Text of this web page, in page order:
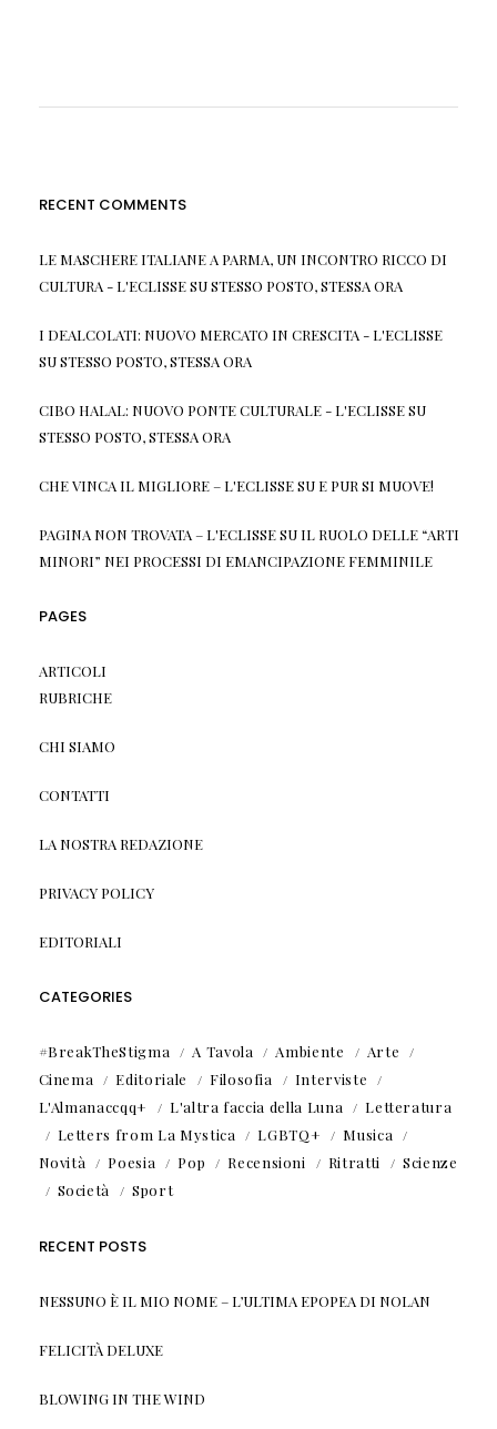
RECENT COMMENTS
LE MASCHERE ITALIANE A PARMA, UN INCONTRO RICCO DI
CULTURA - L'ECLISSESUSTESSO POSTO, STESSA ORA
I DEALCOLATI: NUOVO MERCATO IN CRESCITA - L'ECLISSE
SUSTESSO POSTO, STESSA ORA
CIBO HALAL: NUOVO PONTE CULTURALE - L'ECLISSESU
STESSO POSTO, STESSA ORA
CHE VINCA IL MIGLIORE – L'ECLISSESU E PUR SI MUOVE!
PAGINA NON TROVATA – L'ECLISSESU IL RUOLO DELLE “ARTI
MINORI” NEI PROCESSI DI EMANCIPAZIONE FEMMINILE
PAGES
ARTICOLI
RUBRICHE
CHI SIAMO
CONTATTI
LA NOSTRA REDAZIONE
PRIVACY POLICY
EDITORIALI
CATEGORIES
#BreakTheStigma A Tavola Ambiente
Arte
Cinema
Editoriale Filosofia
Interviste
L'Almanaccqq+
L'altra faccia della Luna
Letteratura
Letters from La Mystica
LGBTQ+
Musica
Novità
Poesia Pop Recensioni Ritratti
Scienze
Società
Sport
RECENT POSTS
NESSUNO È IL MIO NOME – L’ULTIMA EPOPEA DI NOLAN
FELICITÀ DELUXE
BLOWING IN THE WIND